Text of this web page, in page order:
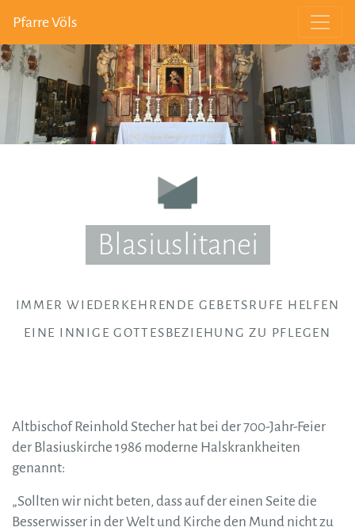
Pfarre Völs
Blasiuslitanei
IMMER WIEDERKEHRENDE GEBETSRUFE HELFEN
EINE INNIGE GOTTESBEZIEHUNG ZU PFLEGEN
Altbischof Reinhold Stecher hat bei der 700-Jahr-Feier
der Blasiuskirche 1986 moderne Halskrankheiten
genannt:
„Sollten wir nicht beten, dass auf der einen Seite die
Besserwisser in der Welt und Kirche den Mund nicht zu